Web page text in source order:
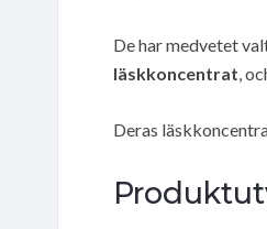
De har medvetet
läskkoncentrat,
Deras